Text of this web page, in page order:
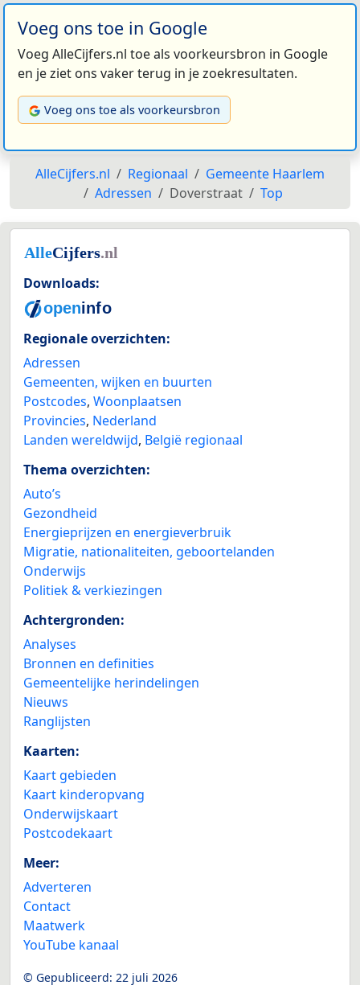
Voeg ons toe in Google
Voeg AlleCijfers.nl toe als voorkeursbron in Google
en je ziet ons vaker terug in je zoekresultaten.
Voeg ons toe als voorkeursbron
AlleCijfers.nl Regionaal
Gemeente Haarlem
Adressen
Doverstraat Top
Downloads:
Regionale overzichten:
Adressen
Gemeenten, wijken en buurten
Postcodes, Woonplaatsen
Provincies, Nederland
Landen wereldwijd, België regionaal
Thema overzichten:
Auto’s
Gezondheid
Energieprijzen en energieverbruik
Migratie, nationaliteiten, geboortelanden
Onderwijs
Politiek & verkiezingen
Achtergronden:
Analyses
Bronnen en definities
Gemeentelijke herindelingen
Nieuws
Ranglijsten
Kaarten:
Kaart gebieden
Kaart kinderopvang
Onderwijskaart
Postcodekaart
Meer:
Adverteren
Contact
Maatwerk
YouTube kanaal
© Gepubliceerd: 22 juli 2026